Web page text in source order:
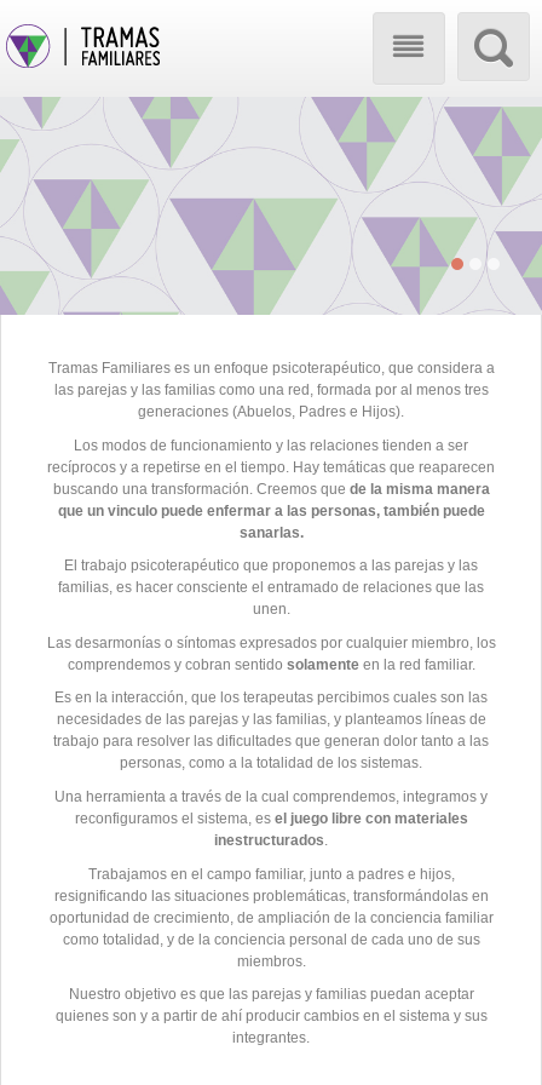

Skip
to
content
Menú
Nosotros
Marco Teórico
Concepto
Áreas de Trabajo
Diagnóstico
Vincular
Familias
Parejas
Atención Clínica
Formación y
Supervisión
Formación en Tramas
Familiares
Supervisión Clínica
Agenda
Publicaciones
Links
Tramas Familiares es un enfoque psicoterapéutico, que considera a
las parejas y las familias como una red, formada por al menos tres
generaciones (Abuelos, Padres e Hijos).
Los modos de funcionamiento y las relaciones tienden a ser
recíprocos y a repetirse en el tiempo. Hay temáticas que reaparecen
buscando una transformación. Creemos que de la misma manera
que un vinculo puede enfermar a las personas, también puede
sanarlas.
El trabajo psicoterapéutico que proponemos a las parejas y las
familias, es hacer consciente el entramado de relaciones que las
unen.
Las desarmonías o síntomas expresados por cualquier miembro, los
comprendemos y cobran sentido solamente en la red familiar.
Es en la interacción, que los terapeutas percibimos cuales son las
necesidades de las parejas y las familias, y planteamos líneas de
trabajo para resolver las dificultades que generan dolor tanto a las
personas, como a la totalidad de los sistemas.
Una herramienta a través de la cual comprendemos, integramos y
reconfiguramos el sistema, es el juego libre con materiales
inestructurados.
Trabajamos en el campo familiar, junto a padres e hijos,
resignificando las situaciones problemáticas, transformándolas en
oportunidad de crecimiento, de ampliación de la conciencia familiar
como totalidad, y de la conciencia personal de cada uno de sus
miembros.
Nuestro objetivo es que las parejas y familias puedan aceptar
quienes son y a partir de ahí producir cambios en el sistema y sus
integrantes.